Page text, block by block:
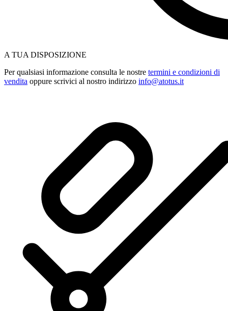
A TUA DISPOSIZIONE
Per qualsiasi informazione consulta le nostre termini e condizioni di
vendita oppure scrivici al nostro indirizzo info@atotus.it